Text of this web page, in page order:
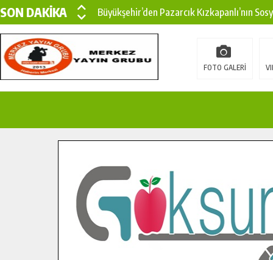
SON DAKİKA
Büyükşehir’den Pazarcık Kızkapanlı’nın
Büyükşehir’den Pazarcık Kırsalına Modern
Çin’den KSÜ’ye Uluslararası Başarı:
İlçe Jandarma Komutanı Karakaya’dan
Bertiz’in Yeni Köprüsünde Sona Doğru.
FOTO GALERİ